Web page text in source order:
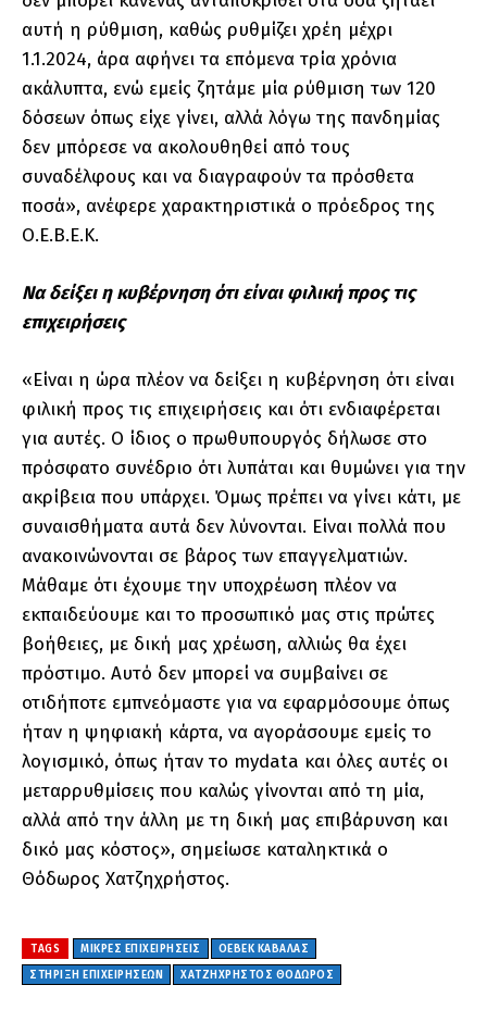
αυτή η ρύθμιση, καθώς ρυθμίζει χρέη μέχρι
1.1.2024, άρα αφήνει τα επόμενα τρία χρόνια
ακάλυπτα, ενώ εμείς ζητάμε μία ρύθμιση των 120
δόσεων όπως είχε γίνει, αλλά λόγω της πανδημίας
δεν μπόρεσε να ακολουθηθεί από τους
συναδέλφους και να διαγραφούν τα πρόσθετα
ποσά», ανέφερε χαρακτηριστικά ο πρόεδρος της
Ο.Ε.Β.Ε.Κ.
Να δείξει η κυβέρνηση ότι είναι φιλική προς τις
επιχειρήσεις
«Είναι η ώρα πλέον να δείξει η κυβέρνηση ότι είναι
φιλική προς τις επιχειρήσεις και ότι ενδιαφέρεται
για αυτές. Ο ίδιος ο πρωθυπουργός δήλωσε στο
πρόσφατο συνέδριο ότι λυπάται και θυμώνει για την
ακρίβεια που υπάρχει. Όμως πρέπει να γίνει κάτι, με
συναισθήματα αυτά δεν λύνονται. Είναι πολλά που
ανακοινώνονται σε βάρος των επαγγελματιών.
Μάθαμε ότι έχουμε την υποχρέωση πλέον να
εκπαιδεύουμε και το προσωπικό μας στις πρώτες
βοήθειες, με δική μας χρέωση, αλλιώς θα έχει
πρόστιμο. Αυτό δεν μπορεί να συμβαίνει σε
οτιδήποτε εμπνεόμαστε για να εφαρμόσουμε όπως
ήταν η ψηφιακή κάρτα, να αγοράσουμε εμείς το
λογισμικό, όπως ήταν το mydata και όλες αυτές οι
μεταρρυθμίσεις που καλώς γίνονται από τη μία,
αλλά από την άλλη με τη δική μας επιβάρυνση και
δικό μας κόστος», σημείωσε καταληκτικά ο
Θόδωρος Χατζηχρήστος.
TAGS ΜΙΚΡΕΣ ΕΠΙΧΕΙΡΗΣΕΙΣ
ΟΕΒΕΚ ΚΑΒΑΛΑΣ
ΣΤΗΡΙΞΗ ΕΠΙΧΕΙΡΗΣΕΩΝ
ΧΑΤΖΗΧΡΗΣΤΟΣ ΘΟΔΩΡΟΣ